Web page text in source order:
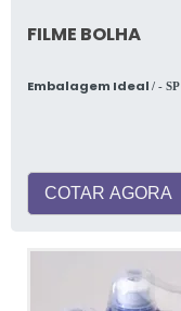
FILME BOLHA
Embalagem Ideal / - SP
COTAR AGORA